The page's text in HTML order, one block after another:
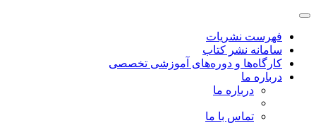
فهرست نشریات
سامانه نشر کتاب
کارگاه‌ها و دوره‌های آموزشی تخصصی
درباره ما
درباره ما
تماس با ما